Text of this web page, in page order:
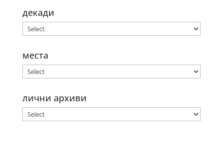
декади
места
лични архиви